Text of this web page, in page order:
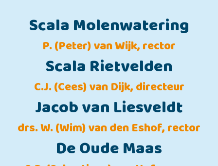
Scala Molenwatering
P. (Peter) van Wijk, rector
Scala Rietvelden
C.J. (Cees) van Dijk, directeur
Jacob van Liesveldt
drs. W. (Wim) van den Eshof, rector
De Oude Maas